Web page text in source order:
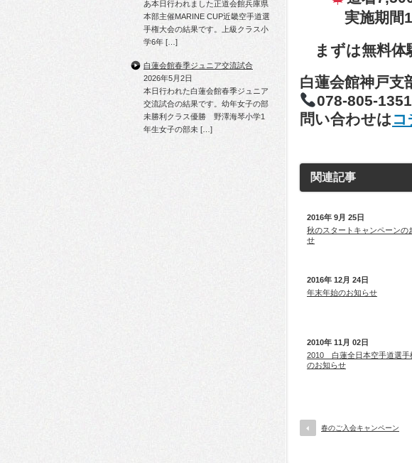
実施期間10
まずは無料体
白蓮会館神戸
078-805-1351
問い合わせは コ
関連記事
2016年 9月 25日
秋のスタートキャンペーンの
せ
2016年 12月 24日
年末年始のお知らせ
2010年 11月 02日
2010 白蓮全日本空手道選手
のお知らせ
春のご入会キャンペーン
あ本日行われました正道会館兵庫県
本部主催MARINE CUP近畿空手道選
手権大会の結果です。上級クラス小
学6年 […]
白蓮会館春季ジュニア交流試合
2026年5月2日
本日行われた白蓮会館春季ジュニア
交流試合の結果です。幼年女子の部
未勝利クラス優勝 野澤海琴小学1
年生女子の部未 […]